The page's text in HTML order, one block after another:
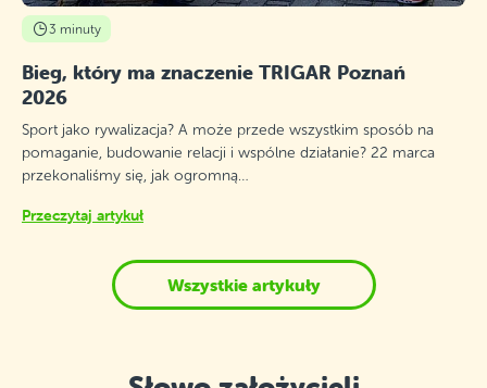
3 minuty
Bieg, który ma znaczenie TRIGAR Poznań
2026
Sport jako rywalizacja? A może przede wszystkim sposób na
pomaganie, budowanie relacji i wspólne działanie? 22 marca
przekonaliśmy się, jak ogromną…
Przeczytaj artykuł
Wszystkie artykuły